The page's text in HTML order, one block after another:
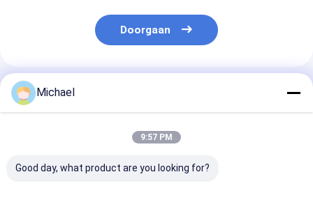
Doorgaan
Geadviseerde Producten
Michael
9:57 PM
Good day, what product are you looking for?